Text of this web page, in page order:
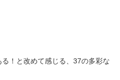
！と改めて感じる、37の多彩な